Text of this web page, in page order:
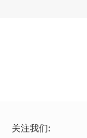
关注我们: